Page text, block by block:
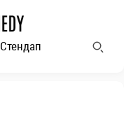
Стендап